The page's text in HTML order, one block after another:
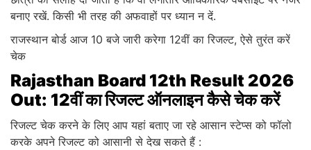
बनाए रखें. किसी भी तरह की अफवाहों पर ध्यान न दें.
राजस्थान बोर्ड आज 10 बजे जारी करेगा 12वीं का रिजल्ट, ऐसे तुरंत करें
चेक
Rajasthan Board 12th Result 2026
Out: 12वीं का रिजल्ट ऑनलाइन कैसे चेक करें
रिजल्ट चेक करने के लिए आप यहां बताए जा रहे आसान स्टेप्स को फॉलो
करके अपने रिजल्ट को आसानी से देख सकते हैं :